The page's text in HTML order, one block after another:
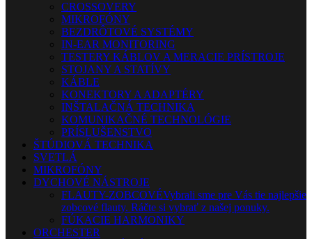
CROSSOVERY
MIKROFÓNY
BEZDRÔTOVÉ SYSTÉMY
IN-EAR MONITORING
TESTERY KÁBLOV A MERACIE PRÍSTROJE
STOJANY A STATÍVY
KÁBLE
KONEKTORY A ADAPTÉRY
INŠTALAČNÁ TECHNIKA
KOMUNIKAČNÉ TECHNOLÓGIE
PRÍSLUŠENSTVO
ŠTÚDIOVÁ TECHNIKA
SVETLÁ
MIKROFÓNY
DYCHOVÉ NÁSTROJE
FLAUTY-ZOBCOVÉVybrali sme pre Vás tie najlepšie
zobcové flauty. Ráčte si vybrať z našej ponuky.
FÚKACIE HARMONIKY
ORCHESTER